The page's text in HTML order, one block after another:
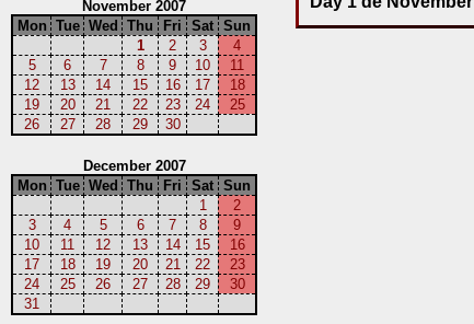
November 2007
Mon Tue Wed Thu Fri Sat Sun
1
2 3
4
5
6 7 8 9 10
11
12
13 14 15 16 17
18
19
20 21 22 23 24
25
26
27 28 29 30
December 2007
Mon Tue Wed Thu Fri Sat Sun
1
2
3
4 5 6 7 8
9
10
11 12 13 14 15
16
17
18 19 20 21 22
23
24
25 26 27 28 29
30
31